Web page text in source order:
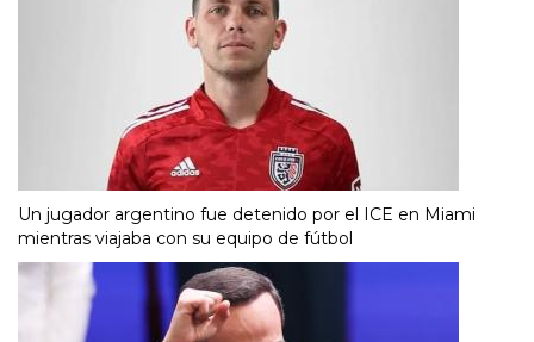
Un jugador argentino fue detenido por el ICE en Miami
mientras viajaba con su equipo de fútbol